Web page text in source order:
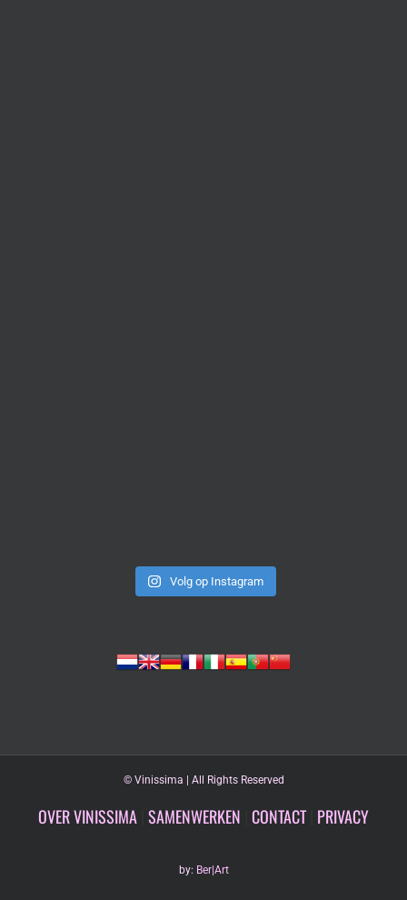
Volg op Instagram
© Vinissima | All Rights Reserved
OVER VINISSIMA SAMENWERKEN CONTACT| PRIVACY
by: Ber|Art